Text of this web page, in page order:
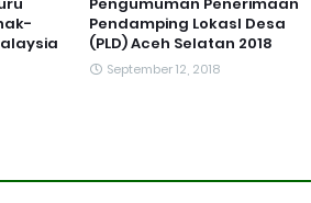
Pendamping Lokasl Desa
(PLD) Aceh Selatan 2018
September 12, 2018